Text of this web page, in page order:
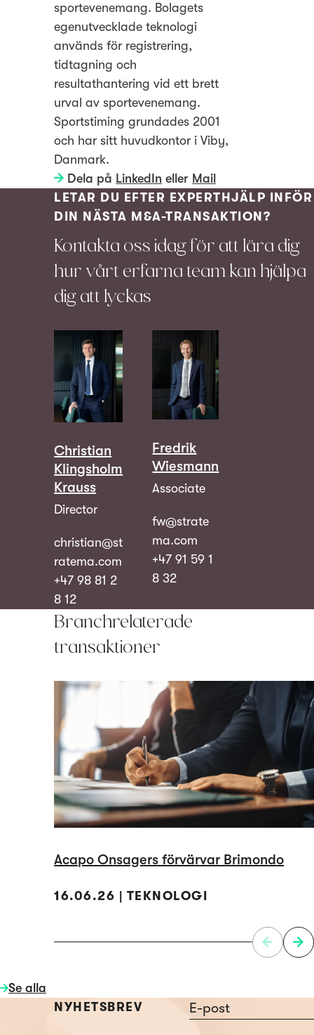
sportevenemang. Bolagets
egenutvecklade teknologi
används för registrering,
tidtagning och
resultathantering vid ett brett
urval av sportevenemang.
Sportstiming grundades 2001
och har sitt huvudkontor i Viby,
Danmark.
Dela på LinkedIn eller Mail
LETAR DU EFTER EXPERTHJÄLP INFÖR
DIN NÄSTA M&A-TRANSAKTION?
Kontakta oss idag för att lära dig
hur vårt erfarna team kan hjälpa
dig att lyckas
Christian
Klingsholm
Krauss
Director
christian@st
ratema.com
+47 98 81 2
8 12
Fredrik
Wiesmann
Associate
fw@strate
ma.com
+47 91 59 1
8 32
Branchrelaterade
transaktioner
Acapo Onsagers förvärvar Brimondo
16.06.26 | TEKNOLOGI
Se alla
NYHETSBREV
Section